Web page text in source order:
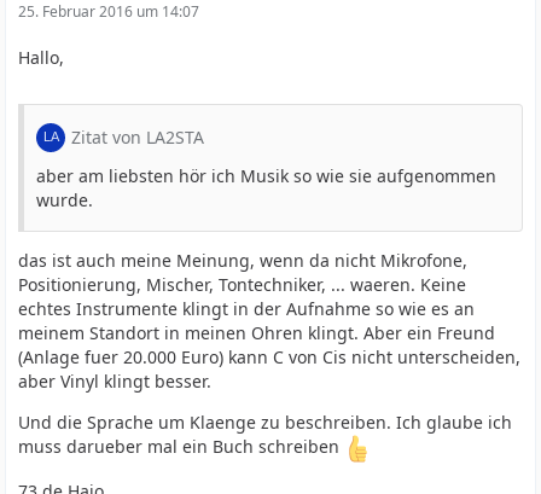
25. Februar 2016 um 14:07
Hallo,
Zitat von LA2STA
aber am liebsten hör ich Musik so wie sie aufgenommen
wurde.
das ist auch meine Meinung, wenn da nicht Mikrofone,
Positionierung, Mischer, Tontechniker, ... waeren. Keine
echtes Instrumente klingt in der Aufnahme so wie es an
meinem Standort in meinen Ohren klingt. Aber ein Freund
(Anlage fuer 20.000 Euro) kann C von Cis nicht unterscheiden,
aber Vinyl klingt besser.
Und die Sprache um Klaenge zu beschreiben. Ich glaube ich
muss darueber mal ein Buch schreiben